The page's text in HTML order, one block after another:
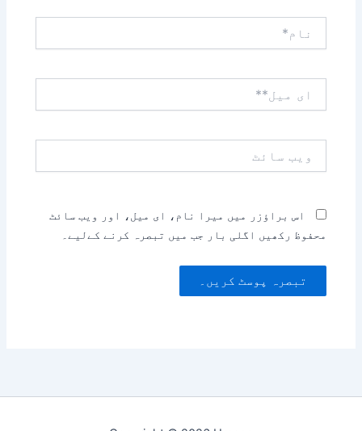
میل**
سائٹ
اس براؤزر میں میرا نام، ای میل، اور ویب سائٹ
محفوظ رکھیں اگلی بار جب میں تبصرہ کرنے کےلیے۔